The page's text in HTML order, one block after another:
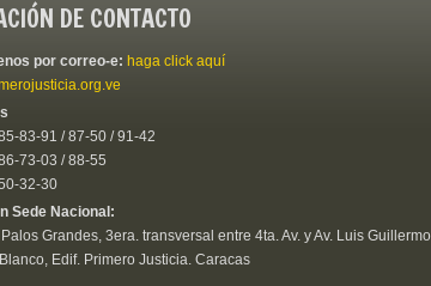
DE CONTACTO
por correo-e: haga click aquí
83-91 / 87-50 / 91-42
73-03 / 88-55
32-30
Sede Nacional:
Grandes, 3era. transversal entre 4ta. Av. y Av. Luis Guillermo
Edif. Primero Justicia. Caracas